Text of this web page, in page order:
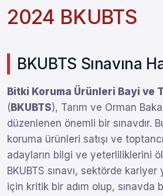
2024 BKUBTS
BKUBTS Sınavına
Bitki Koruma Ürünleri Bayi ve
( BKUBTS), Tarım ve Orman
düzenlenen önemli bir sınavdır.
koruma ürünleri satışı ve
adayların bilgi ve yeterliliklerini
BKUBTS sınavı, sektörde
için kritik bir adım olup, sınavda